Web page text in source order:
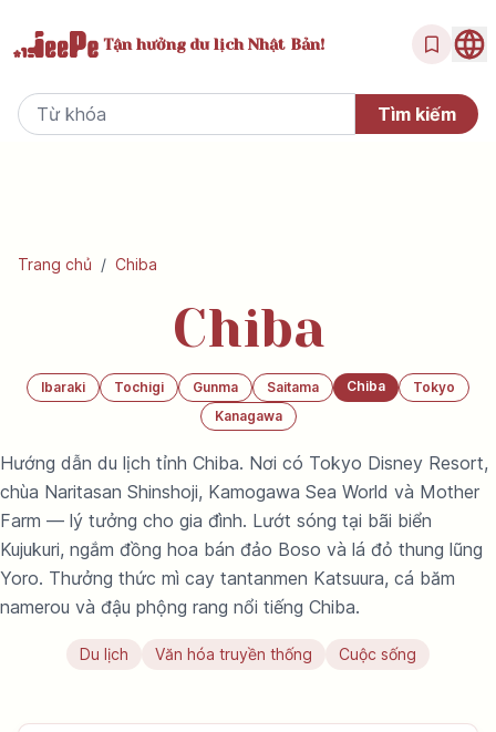
Tận hưởngdu lịch Nhật Bản!
Trang chủ / Chiba
Chiba
Ibaraki Tochigi Gunma Saitama Chiba
Tokyo
Kanagawa
Hướng dẫn du lịch tỉnh Chiba. Nơi có Tokyo Disney Resort,
chùa Naritasan Shinshoji, Kamogawa Sea World và Mother
Farm — lý tưởng cho gia đình. Lướt sóng tại bãi biển
Kujukuri, ngắm đồng hoa bán đảo Boso và lá đỏ thung lũng
Yoro. Thưởng thức mì cay tantanmen Katsuura, cá băm
namerou và đậu phộng rang nổi tiếng Chiba.
Du lịch Văn hóa truyền thống Cuộc sống